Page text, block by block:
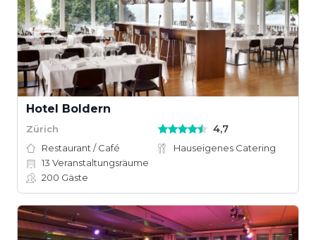
Hotel Boldern
Zürich 4,7
Restaurant / Café
Hauseigenes Catering
13 Veranstaltungsräume
200 Gäste